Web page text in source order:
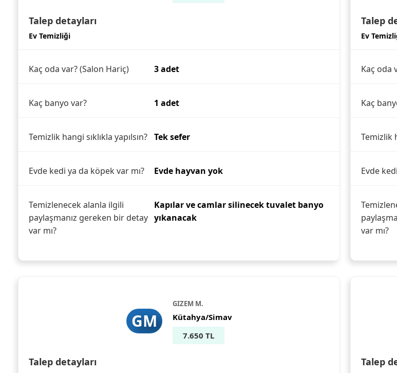
Talep detayları
Ev Temizliği
Kaç oda var? (Salon Hariç) 3 adet
Kaç banyo var? 1 adet
Temizlik hangi sıklıkla yapılsın? Tek sefer
Evde kedi ya da köpek var mı? Evde hayvan yok
Temizlenecek alanla ilgili
paylaşmanız gereken bir detay
var mı?
Kapılar ve camlar silinecek tuvalet banyo
yıkanacak
Talep
Ev
Kaç oda
Kaç
Temizlik
Evde
var mı?
GM
GIZEM M.
Kütahya/Simav
7.650 TL
Talep detayları Talep